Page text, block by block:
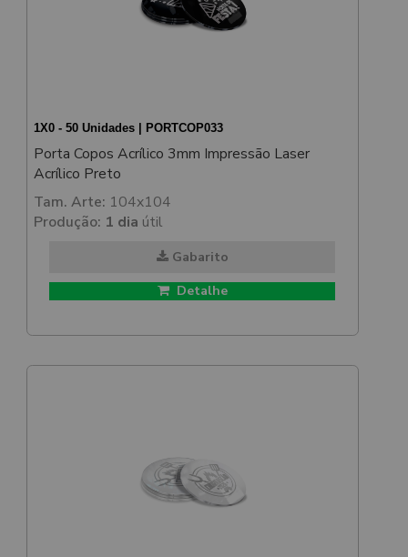
1X0 - 50 Unidades | PORTCOP033
Porta Copos Acrílico 3mm Impressão Laser
Acrílico Preto
Tam. Arte: 104x104
Produção: 1 dia útil
Gabarito
Detalhe